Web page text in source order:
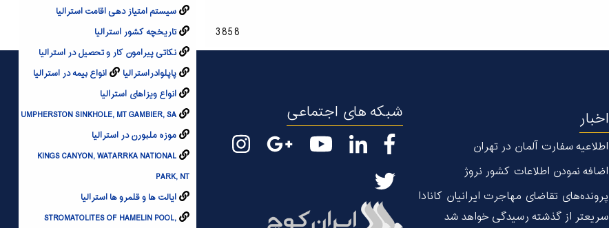
سیستم امتیاز دهی اقامت استرالیا
تاریخچه کشور استرالیا
نکاتی پیرامون کار و تحصیل در استرالیا
پاپلوادراسترالیا
انواع بیمه در استرالیا
انواع ویزاهای استرالیا
UMPHERSTON SINKHOLE, MT GAMBIER, SA
موزه ملبورن در استرالیا
KINGS CANYON, WATARRKA NATIONAL
PARK, NT
ایالت ها و قلمرو ها استرالیا
STROMATOLITES OF HAMELIN POOL,
3858
اخبار
اطلاعیه سفارت آلمان در تهران
اضافه نمودن اطلاعات کشور نروژ
پرونده‌های تقاضای مهاجرت ایرانیان کانادا
سریعتر از گذشته رسیدگی خواهد شد
شبکه های اجتماعی